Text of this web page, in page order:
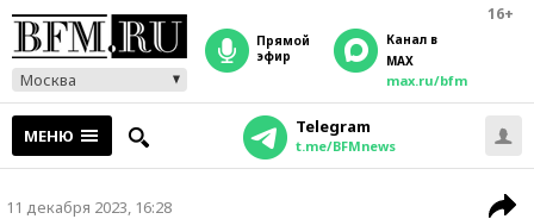
16+
Москва
прямой
эфир
Канал в
MAX
max.ru/bfm
МЕНЮ Telegram
t.me/BFMnews
11 декабря 2023, 16:28